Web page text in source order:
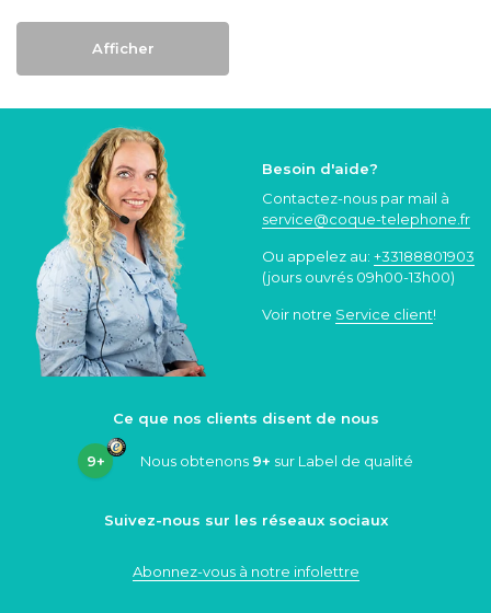
Afficher
Besoin d'aide?
Contactez-nous par mail à
service@coque-telephone.fr
Ou appelez au: +33188801903
(jours ouvrés 09h00-13h00)
Voir notre Service client!
Ce que nos clients disent de nous
9+ Nous obtenons 9+ sur Label de qualité
Suivez-nous sur les réseaux sociaux
Abonnez-vous à notre infolettre